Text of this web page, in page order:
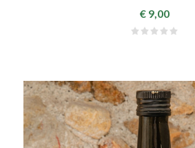
€ 9,00